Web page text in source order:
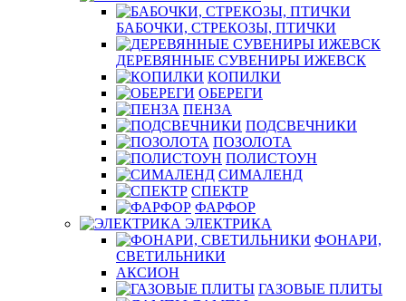
БАБОЧКИ, СТРЕКОЗЫ, ПТИЧКИ
ДЕРЕВЯННЫЕ СУВЕНИРЫ ИЖЕВСК
КОПИЛКИ
ОБЕРЕГИ
ПЕНЗА
ПОДСВЕЧНИКИ
ПОЗОЛОТА
ПОЛИСТОУН
СИМАЛЕНД
СПЕКТР
ФАРФОР
ЭЛЕКТРИКА
ФОНАРИ,
СВЕТИЛЬНИКИ
АКСИОН
ГАЗОВЫЕ ПЛИТЫ